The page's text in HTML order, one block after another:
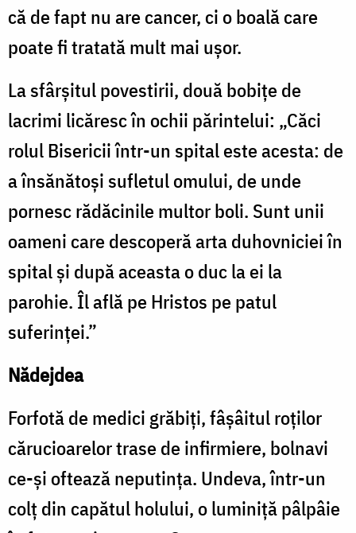
că de fapt nu are cancer, ci o boală care
poate fi tratată mult mai uşor.
La sfârşitul povestirii, două bobiţe de
lacrimi licăresc în ochii părintelui: „Căci
rolul Bisericii într-un spital este acesta: de
a însănătoşi sufletul omului, de unde
pornesc rădăcinile multor boli. Sunt unii
oameni care descoperă arta duhovniciei în
spital şi după aceasta o duc la ei la
parohie. Îl află pe Hristos pe patul
suferinţei.”
Nădejdea
Forfotă de medici grăbiţi, fâșâitul roţilor
cărucioarelor trase de infirmiere, bolnavi
ce-şi oftează neputinţa. Undeva, într-un
colţ din capătul holului, o luminiţă pâlpâie